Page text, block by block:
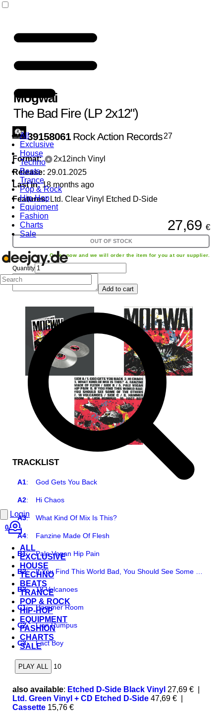
All
Exclusive
House
Techno
Beats
Trance
Pop & Rock
Hip-Hop
Equipment
Fashion
Charts
Sale
Login
0
ALL
EXCLUSIVE
HOUSE
TECHNO
BEATS
TRANCE
POP & ROCK
HIP-HOP
EQUIPMENT
FASHION
CHARTS
SALE
Mogwai
The Bad Fire (LP 2x12")
39158061 Rock Action Records27
Format:
2x12inch Vinyl
Release: 29.01.2025
Last In:18 months ago
Features:Ltd. Clear Vinyl Etched D-Side
27,69 €
OUT OF STOCK
Order now and we will order the item for you at our supplier.
Quantity
Add to cart
TRACKLIST
A1:God Gets You Back
A2:Hi Chaos
A3:What Kind Of Mix Is This?
A4:Fanzine Made Of Flesh
B1:Pale Vegan Hip Pain
B2:
B3:18 Volcanoes
C1:Hammer Room
C2:Lion Rumpus
C3:Fact Boy
PLAY ALL 10
also available: Etched D-Side Black Vinyl 27,69 €
Ltd. Green Vinyl + CD Etched D-Side 47,69 €
Cassette 15,76 €